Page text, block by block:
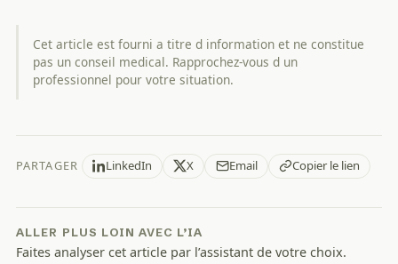
Cet article est fourni a titre d information et ne constitue
pas un conseil medical. Rapprochez-vous d un
professionnel pour votre situation.
PARTAGER LinkedIn X Email Copier le lien
ALLER PLUS LOIN AVEC L’IA
Faites analyser cet article par l’assistant de votre choix.